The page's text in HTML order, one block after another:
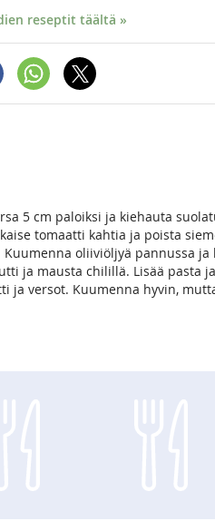
reseptit täältä »
5 cm paloiksi ja kiehauta
tomaatti kahtia ja poista
Kuumenna oliiviöljyä pannussa
ja mausta chilillä. Lisää pasta
ja versot. Kuumenna hyvin,